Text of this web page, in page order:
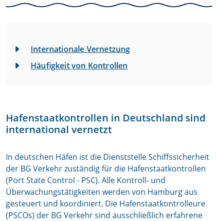
Internationale Vernetzung
Häufigkeit von Kontrollen
Hafenstaatkontrollen in Deutschland sind
international vernetzt
In deutschen Häfen ist die Dienststelle Schiffssicherheit
der BG Verkehr zuständig für die Hafenstaatkontrollen
(Port State Control - PSC). Alle Kontroll- und
Überwachungstätigkeiten werden von Hamburg aus
gesteuert und koordiniert. Die Hafenstaatkontrolleure
(PSCOs) der BG Verkehr sind ausschließlich erfahrene